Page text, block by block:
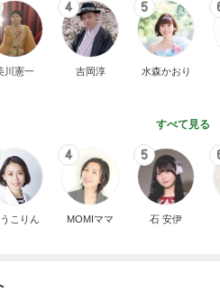
川憲一
4
吉岡淳
5
水森かおり
すべて見る
こりん
4
MOMIママ
5
石 安伊